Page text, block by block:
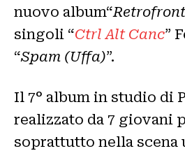
nuovo album“Retrofront
singoli “Ctrl Alt Canc”
“Spam (Uffa)”.
Il 7° album in studio di
realizzato da 7 giovani
soprattutto nella scena